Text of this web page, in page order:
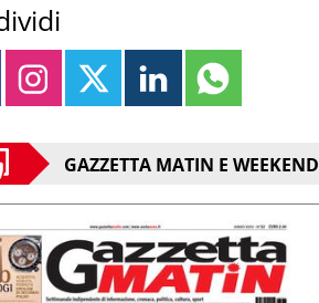
GAZZETTA MATIN E WEEKEND